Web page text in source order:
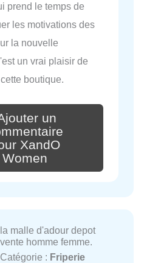
prend le temps de
les motivations des
la nouvelle
un vrai plaisir de
boutique.
un
XandO
Women
la malle d'adour depot
vente homme femme.
Catégorie : Friperie